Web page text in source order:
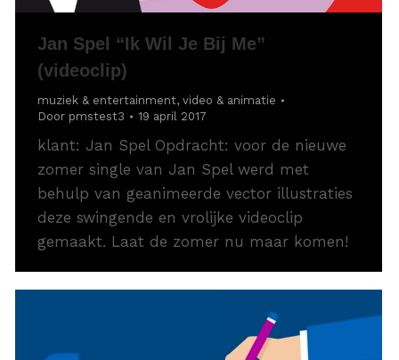
Jan Spel “Ik Wil Je Bij Me”
(videoclip)
muziek & entertainment,video & animatie
Door pmstest3 19 april 2017
klant: Jan Spel Opdracht: voor de nieuwe
zomer single van Jan Spel werd met
behulp van geanimeerde vector illustraties
deze swingende en vrolijke videoclip
gemaakt. Laat de zomer nu maar komen!